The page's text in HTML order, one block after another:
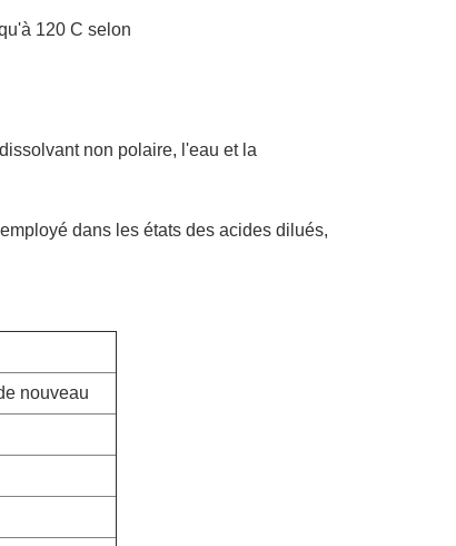
120 C selon
non polaire, l'eau et la
dans les états des acides dilués,
nouveau